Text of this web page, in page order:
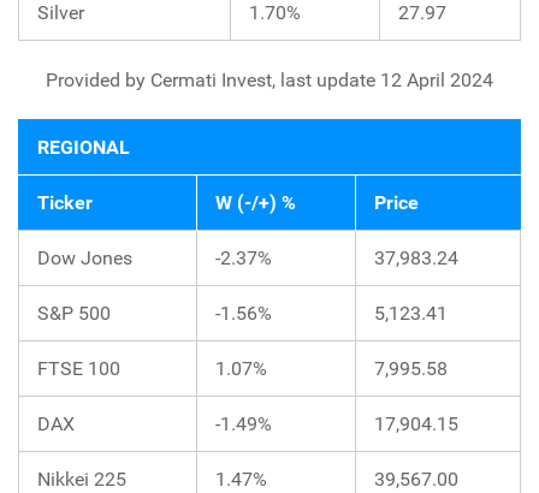
Silver 1.70% 27.97
Provided by Cermati Invest, last update 12 April 2024
REGIONAL
Ticker W (-/+) % Price
Dow Jones -2.37% 37,983.24
S&P 500 -1.56% 5,123.41
FTSE 100 1.07% 7,995.58
DAX -1.49% 17,904.15
Nikkei 225 1.47% 39,567.00